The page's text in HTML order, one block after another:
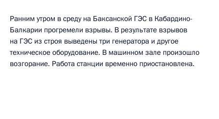
Ранним утром в среду на Баксанской ГЭС в Кабардино-
Балкарии прогремели взрывы. В результате взрывов
на ГЭС из строя выведены три генератора и другое
техническое оборудование. В машинном зале произошло
возгорание. Работа станции временно приостановлена.